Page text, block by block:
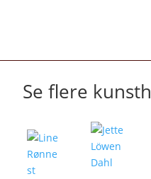
Se flere